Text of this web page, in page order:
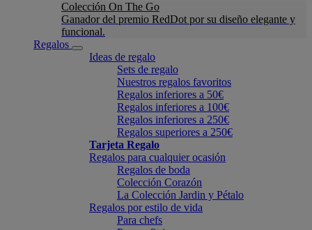
Colección On The Go
Ganador del premio RedDot por su diseño elegante y
funcional.
Regalos
Ideas de regalo
Sets de regalo
Nuestros regalos favoritos
Regalos inferiores a 50€
Regalos inferiores a 100€
Regalos inferiores a 250€
Regalos superiores a 250€
Tarjeta Regalo
Regalos para cualquier ocasión
Regalos de boda
Colección Corazón
La Colección Jardin y Pétalo
Regalos por estilo de vida
Para chefs